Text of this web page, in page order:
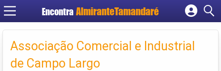
Encontra
Cadastrar empresa
Criar conta
Associação Comercial e Industrial
de Campo Largo